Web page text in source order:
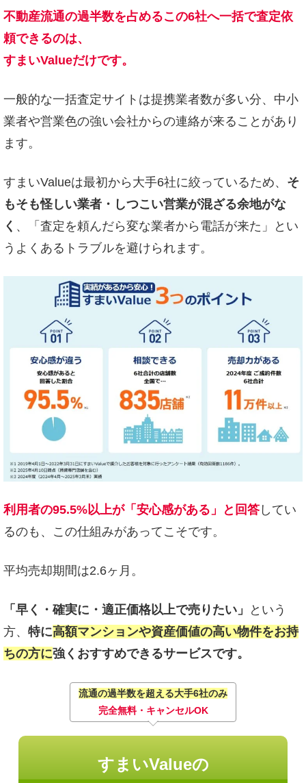
不動産流通の過半数を占めるこの6社へ一括で査定依
頼できるのは、
すまいValueだけです。
一般的な一括査定サイトは提携業者数が多い分、中小
業者や営業色の強い会社からの連絡が来ることがあり
ます。
すまいValueは最初から大手6社に絞っているため、 そ
もそも怪しい業者・しつこい営業が混ざる余地がな
く 、「査定を頼んだら変な業者から電話が来た」とい
うよくあるトラブルを避けられます。
利用者の95.5%以上が「安心感がある」と回答してい
るのも、この仕組みがあってこそです。
平均売却期間は2.6ヶ月。
「早く・確実に・適正価格以上で売りたい」
という
方、 特に高額マンションや資産価値の高い物件をお持
ちの方に強くおすすめできるサービスです。
流通の過半数を超える大手6社のみ
完全無料・キャンセルOK
すまいValueの